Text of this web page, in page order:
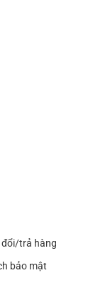
đổi/trả hàng
bảo mật